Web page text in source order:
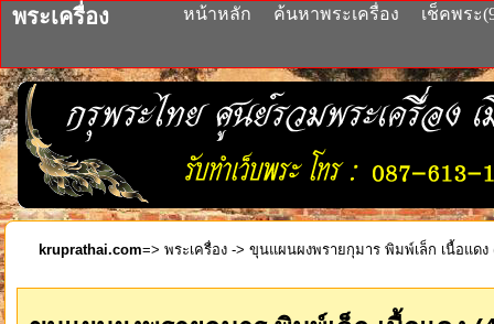
พระเครื่อง หน้าหลัก ค้นหาพระเครื่อง เช็คพระ
kruprathai.com=> พระเครื่อง -> ขุนแผนผงพรายกุมาร พิมพ์เล็ก เนื้อแดง